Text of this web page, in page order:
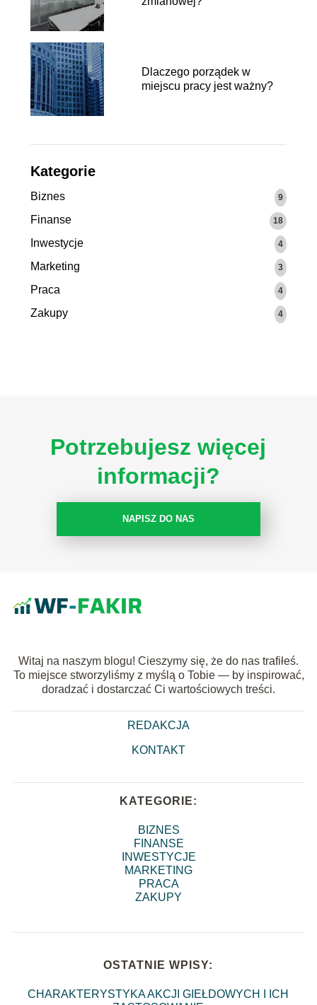
Dlaczego porządek w
miejscu pracy jest ważny?
Kategorie
Biznes 9
Finanse 18
Inwestycje 4
Marketing 3
Praca 4
Zakupy 4
Potrzebujesz więcej
informacji?
NAPISZ DO NAS
Witaj na naszym blogu! Cieszymy się, że do nas trafiłeś.
To miejsce stworzyliśmy z myślą o Tobie — by inspirować,
doradzać i dostarczać Ci wartościowych treści.
REDAKCJA
KONTAKT
KATEGORIE:
BIZNES
FINANSE
INWESTYCJE
MARKETING
PRACA
ZAKUPY
OSTATNIE WPISY:
CHARAKTERYSTYKA AKCJI GIEŁDOWYCH I ICH